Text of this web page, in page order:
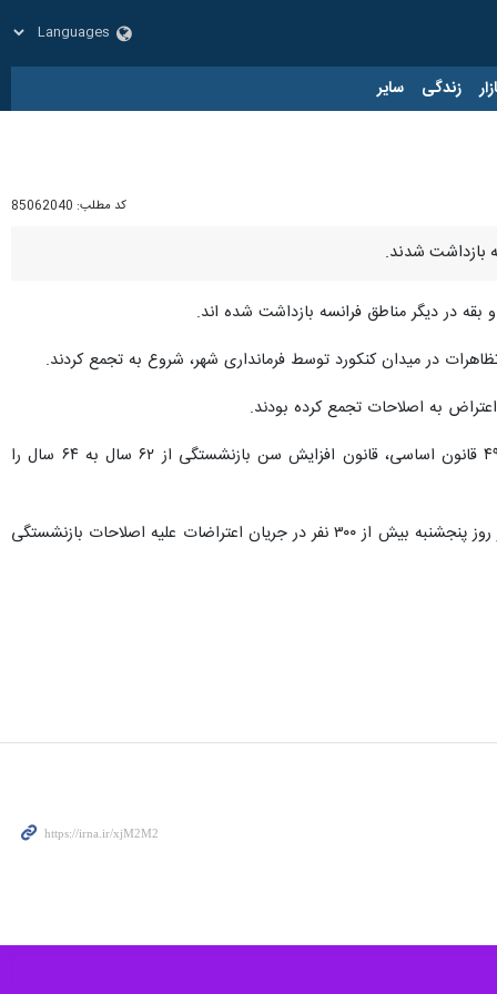
زندگی سایر
کد مطلب: 85062040
در میدان کنکورد توسط فرمانداری شهر، شروع به تجمع کردند.
به اصلاحات تجمع کرده بودند.
الیزابت بورن نخست وزیر فرانسه روز پنجشنبه به رغم بالاگرفتن اعتراضات اعلام کرد که دولت با استناد به ماده ۴۹.۳ قانون اساسی، قانون افزایش سن بازنشستگی از ۶۲ سال به ۶۴ سال را
این تصمیم واکنش شدیدی را برانگیخت و مردم فرانسه را بر آن داشت تا در سراسر کشور به خیابان ها بیایند. تنها در روز پنجشنبه بیش از ۳۰۰ نفر در جریان اعتراضات علیه اصلاحات بازنشستگی